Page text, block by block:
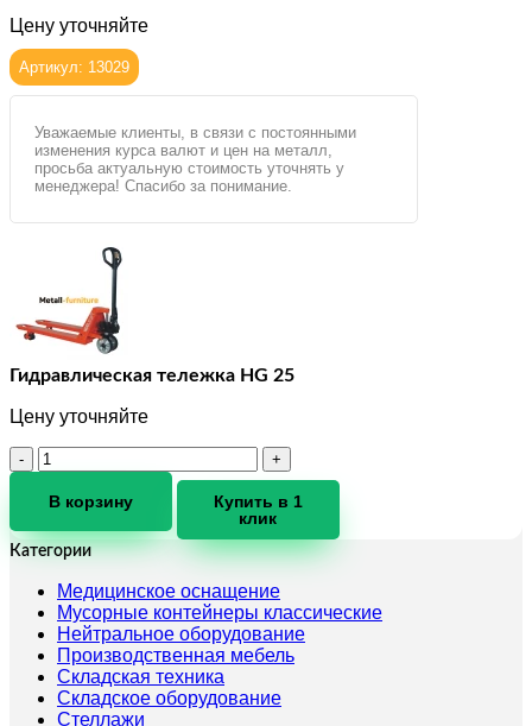
Цену уточняйте
Артикул: 13029
Уважаемые клиенты, в связи с постоянными
изменения курса валют и цен на металл,
просьба актуальную стоимость уточнять у
менеджера! Спасибо за понимание.
Гидравлическая тележка HG 25
Цену уточняйте
Количество
товара
Гидравлическая
HG
25
В корзину
Купить в 1
клик
Категории
Медицинское оснащение
Мусорные контейнеры классические
Нейтральное оборудование
Производственная мебель
Складская техника
Складское оборудование
Стеллажи